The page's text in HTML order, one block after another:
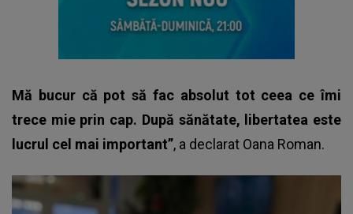
Mă bucur că pot să fac absolut tot ceea ce îmi
trece mie prin cap. După sănătate, libertatea este
lucrul cel mai important”, a declarat Oana Roman.